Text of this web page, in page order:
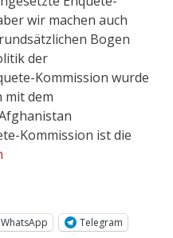
wir machen auch
Bogen
der
Kommission wurde
mit dem
Kommission ist die
WhatsApp
Telegram